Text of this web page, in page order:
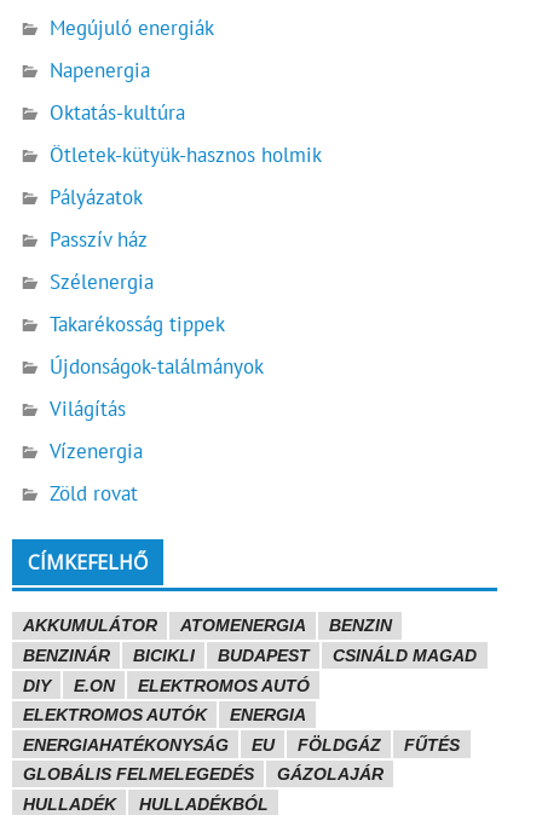
Megújuló energiák
Napenergia
Oktatás-kultúra
Ötletek-kütyük-hasznos holmik
Pályázatok
Passzív ház
Szélenergia
Takarékosság tippek
Újdonságok-találmányok
Világítás
Vízenergia
Zöld rovat
CÍMKEFELHŐ
AKKUMULÁTOR ATOMENERGIA
BENZIN
BENZINÁR
BICIKLI BUDAPEST
CSINÁLD MAGAD
DIY
E.ON
ELEKTROMOS AUTÓ
ELEKTROMOS AUTÓK
ENERGIA
ENERGIAHATÉKONYSÁG
EU FÖLDGÁZ
FŰTÉS
GLOBÁLIS FELMELEGEDÉS
GÁZOLAJÁR
HULLADÉK
HULLADÉKBÓL